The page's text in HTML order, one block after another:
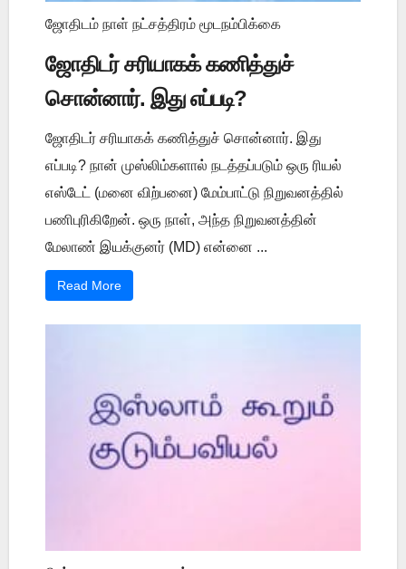
ஜோதிடம் நாள் நட்சத்திரம் மூடநம்பிக்கை
ஜோதிடர் சரியாகக் கணித்துச்
சொன்னார். இது எப்படி?
ஜோதிடர் சரியாகக் கணித்துச் சொன்னார். இது
எப்படி? நான் முஸ்லிம்களால் நடத்தப்படும் ஒரு ரியல்
எஸ்டேட் (மனை விற்பனை) மேம்பாட்டு நிறுவனத்தில்
பணிபுரிகிறேன். ஒரு நாள், அந்த நிறுவனத்தின்
மேலாண் இயக்குனர் (MD) என்னை ...
Read More